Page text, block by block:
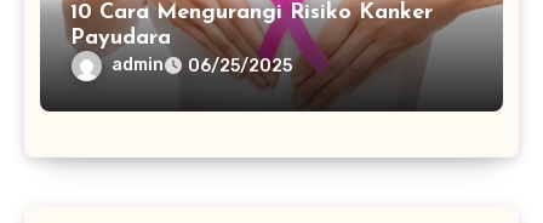
10 Cara Mengurangi Risiko Kanker
Payudara
admin 06/25/2025